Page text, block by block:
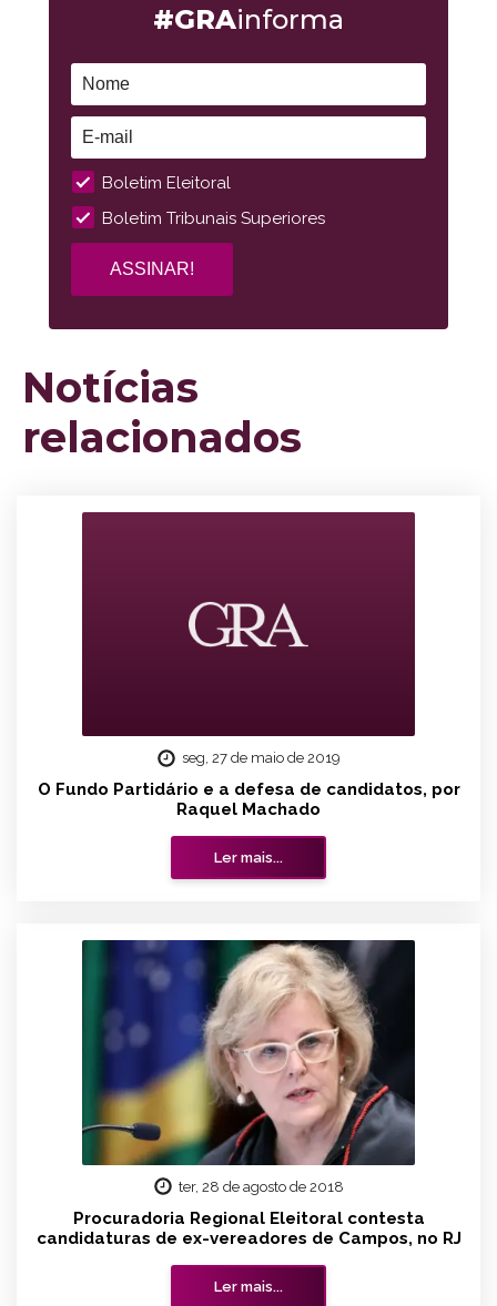
#GRAinforma
Boletim Eleitoral
Boletim Tribunais Superiores
Notícias
relacionados
seg, 27 de maio de 2019
O Fundo Partidário e a defesa de candidatos, por
Raquel Machado
Ler mais...
ter, 28 de agosto de 2018
Procuradoria Regional Eleitoral contesta
candidaturas de ex-vereadores de Campos, no RJ
Ler mais...